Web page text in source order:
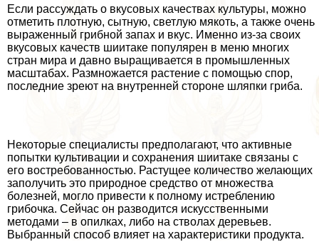
Если рассуждать о вкусовых качествах культуры, можно
отметить плотную, сытную, светлую мякоть, а также очень
выраженный грибной запах и вкус. Именно из-за своих
вкусовых качеств шиитаке популярен в меню многих
стран мира и давно выращивается в промышленных
масштабах. Размножается растение с помощью спор,
последние зреют на внутренней стороне шляпки гриба.
Некоторые специалисты предполагают, что активные
попытки культивации и сохранения шиитаке связаны с
его востребованностью. Растущее количество желающих
заполучить это природное средство от множества
болезней, могло привести к полному истрeблению
грибочка. Сейчас он разводится искусственными
методами – в опилках, либо на стволах деревьев.
Выбранный способ влияет на хаpaктеристики продукта.